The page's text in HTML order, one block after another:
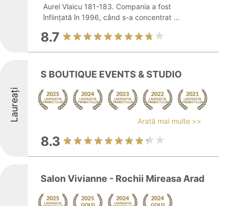
Aurel Vlaicu 181-183. Compania a fost
înființată în 1996, când s-a concentrat ...
8.7
Laureați
S BOUTIQUE EVENTS & STUDIO
Arată mai multe >>
8.3
Salon Vivianne - Rochii Mireasa Arad